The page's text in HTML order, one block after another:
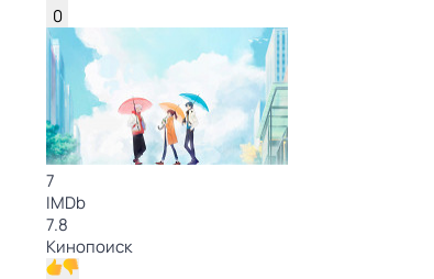
0
7
IMDb
7.8
Кинопоиск